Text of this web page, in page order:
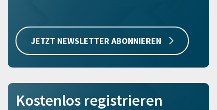
JETZT NEWSLETTER ABONNIEREN
Kostenlos registrieren